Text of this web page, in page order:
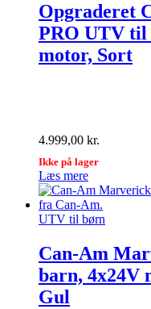
Opgraderet
PRO UTV til
motor, Sort
4.999,00 kr.
Ikke på lager
Læs mere
UTV til børn
Can-Am
barn, 4x24V
Gul